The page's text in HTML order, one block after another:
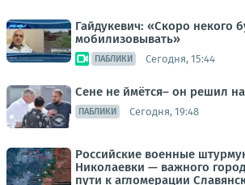
Гайдукевич: «Скоро некого
мобилизовывать»
ПАБЛИКИ Сегодня, 15:44
Сене не ймётся– он решил
ПАБЛИКИ Сегодня, 19:48
Российские военные
Николаевки — важного
пути к агломерации